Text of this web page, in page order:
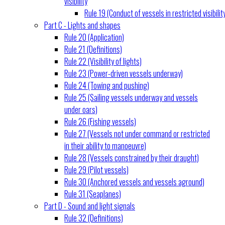
Rule 19 (Conduct of vessels in restricted
Part C - Lights and shapes
Rule 20 (Application)
Rule 21 (Definitions)
Rule 22 (Visibility of lights)
Rule 23 (Power-driven vessels underway)
Rule 24 (Towing and pushing)
Rule 25 (Sailing vessels underway and vessels
under oars)
Rule 26 (Fishing vessels)
Rule 27 (Vessels not under command or restricted
in their ability to manoeuvre)
Rule 28 (Vessels constrained by their draught)
Rule 29 (Pilot vessels)
Rule 30 (Anchored vessels and vessels aground)
Rule 31 (Seaplanes)
Part D - Sound and light signals
Rule 32 (Definitions)